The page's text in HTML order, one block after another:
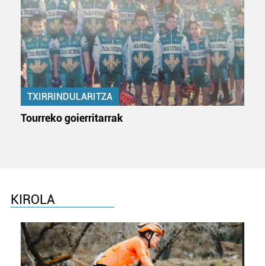
TXIRRINDULARITZA
Tourreko goierritarrak
KIROLA